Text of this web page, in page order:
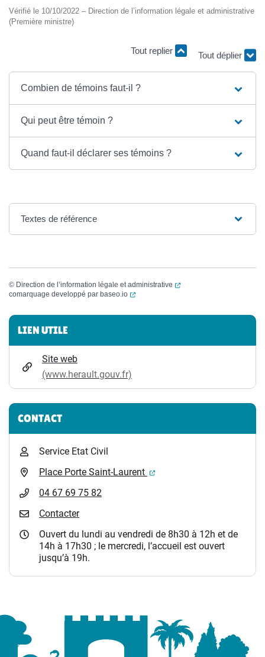
Vérifié le 10/10/2022 – Direction de l’information légale et administrative
(Première ministre)
Tout replier
Tout déplier
Combien de témoins faut-il ?
Qui peut être témoin ?
Quand faut-il déclarer ses témoins ?
Textes de référence
© Direction de l’information légale et administrative
(ouverture dans un
comarquage developpé par baseo.io (ouverture dans un nouvel onglet)
Informations complémentaires
LIEN UTILE
Site web
(www.herault.gouv.fr)
CONTACT
Service Etat Civil
Place Porte Saint-Laurent
(ouverture dans un
04 67 69 75 82
Contacter
Ouvert du lundi au vendredi de 8h30 à 12h et de
14h à 17h30 ; le mercredi, l’accueil est ouvert
jusqu’à 19h.